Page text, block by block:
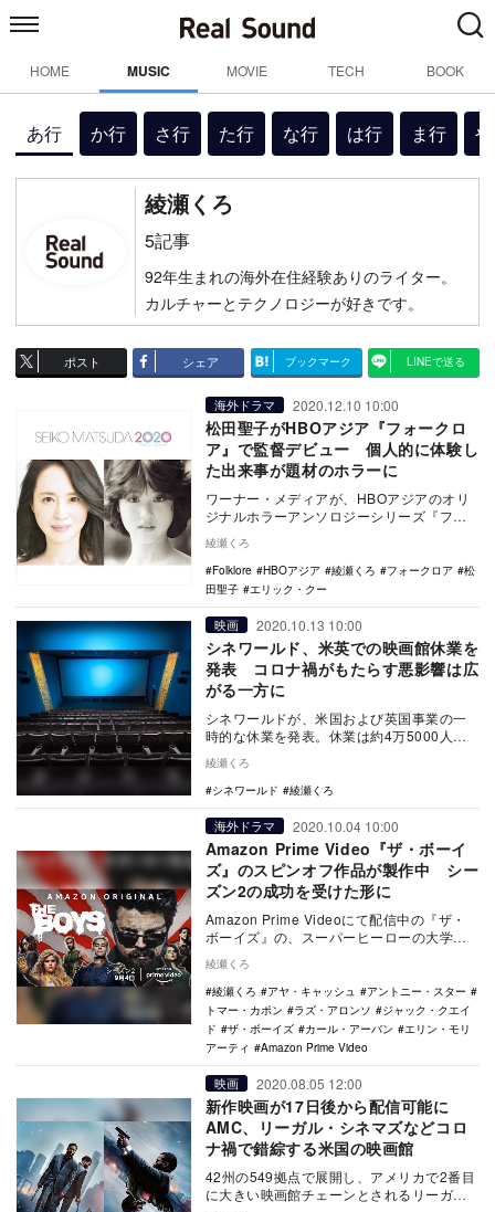
HOME MUSIC MOVIE TECH BOOK
あ行 か行 さ行 た行 な行 は行 ま行
綾瀬くろ
5記事
92年生まれの海外在住経験ありのライター。
カルチャーとテクノロジーが好きです。
ポスト シェア ブックマーク LINEで送る
海外ドラマ 2020.12.10 10:00
松田聖子がHBOアジア『フォークロ
ア』で監督デビュー 個人的に体験し
た出来事が題材のホラーに
ワーナー・メディアが、HBOアジアのオリ
ジナルホラーアンソロジーシリーズ『フォ
本作…
綾瀬くろ
Folklore
HBOアジア 綾瀬くろ フォークロア
松
田聖子
エリック・クー
映画 2020.10.13 10:00
シネワールド、米英での映画館休業を
発表 コロナ禍がもたらす悪影響は広
がる一方に
シネワールドが、米国および英国事業の一
時的な休業を発表。休業は約4万5000人の
を受け株価…
綾瀬くろ
シネワールド
綾瀬くろ
海外ドラマ 2020.10.04 10:00
Amazon Prime Video『ザ・ボーイ
ズ』のスピンオフ作品が製作中 シー
ズン2の成功を受けた形に
Amazon Prime Videoにて配信中の『ザ・
ボーイズ』の、スーパーヒーローの大学を
綾瀬くろ
綾瀬くろ
アヤ・キャッシュ
アントニー・スター
トマー・カポン
ラズ・アロンソ
ジャック・クエイ
ド
ザ・ボーイズ カール・アーバン
エリン・モリ
アーティ
Amazon Prime Video
映画 2020.08.05 12:00
新作映画が17日後から配信可能に
AMC、リーガル・シネマズなどコロ
ナ禍で錯綜する米国の映画館
42州の549拠点で展開し、アメリカで2番目
に大きい映画館チェーンとされるリーガ